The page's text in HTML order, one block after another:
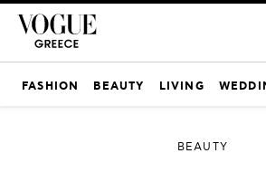
FASHION BEAUTY LIVING
BEAUTY